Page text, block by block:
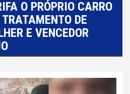
O PRÓPRIO CARRO
DE
E VENCEDOR